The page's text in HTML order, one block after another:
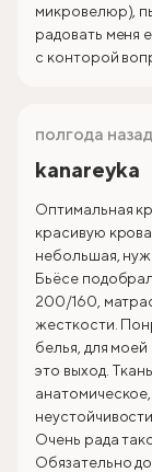
микровелюр),
радовать меня
с конторой
kanareyka
полгода назад
Оптимальная
красивую
небольшая,
Бьёсе
200/160,
жесткости.
белья, для
это выход.
Очень рада
Обязательно